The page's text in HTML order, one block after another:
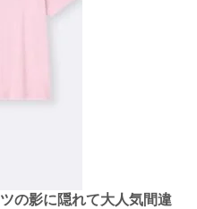
の影に隠れて大人気間違